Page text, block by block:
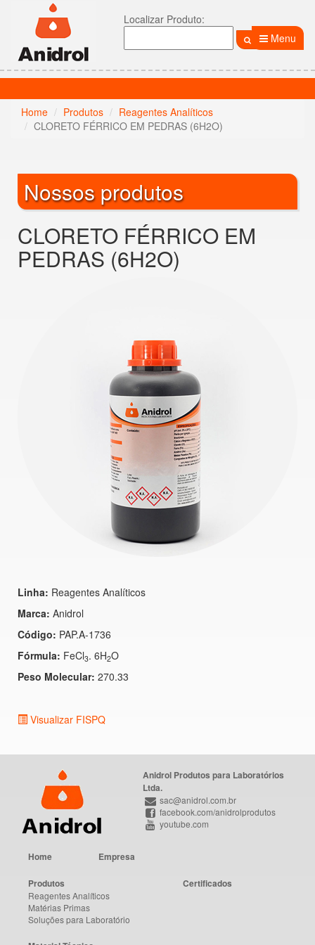
Localizar Produto:
Menu
Home Produtos
Reagentes Analíticos
CLORETO FÉRRICO EM PEDRAS (6H2O)
Nossos produtos
CLORETO FÉRRICO EM
PEDRAS (6H2O)
Linha: Reagentes Analíticos
Marca: Anidrol
Código: PAP.A-1736
Fórmula: FeCl3. 6H2O
Peso Molecular: 270.33
Visualizar FISPQ
Anidrol Produtos para Laboratórios
Ltda.
sac@anidrol.com.br
facebook.com/anidrolprodutos
youtube.com
Home Empresa
Produtos
Reagentes Analíticos
Matérias Primas
Soluções para Laboratório
Certificados